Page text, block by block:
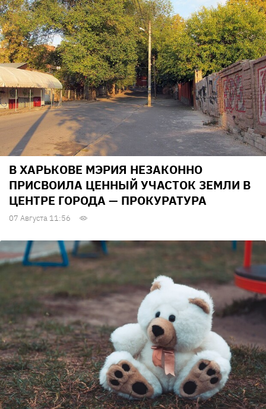
В ХАРЬКОВЕ МЭРИЯ НЕЗАКОННО
ПРИСВОИЛА ЦЕННЫЙ УЧАСТОК ЗЕМЛИ В
ЦЕНТРЕ ГОРОДА — ПРОКУРАТУРА
07 Августа 11:56